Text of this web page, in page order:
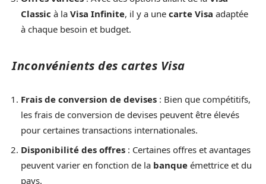
Classic à la Visa Infinite, il y a une carte Visa adaptée
à chaque besoin et budget.
Inconvénients des cartes Visa
Frais de conversion de devises : Bien que compétitifs,
les frais de conversion de devises peuvent être élevés
pour certaines transactions internationales.
Disponibilité des offres : Certaines offres et avantages
peuvent varier en fonction de la banque émettrice et du
pays.